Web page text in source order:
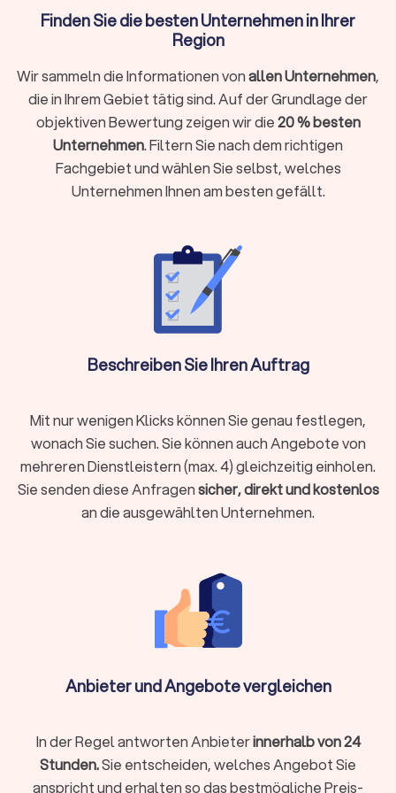
um ihre Finanzen berät. Solche Experten helfen Klienten,
fundierte Entscheidungen über ihre Geldanlagen,
treffen. Dies gelingt durch die Analyse der Finanzsituation
und durch die Entwicklung. Implementierung und
Überwachung eines maßgeschneiderten Finanzplans. Eine
gute Finanzberatung kann spezialisiert sein oder im Team von
Experten für unterschiedliche Bereiche als unabhängige
Berater für Sie tätig werden:
Versicherungen
Baufinanzierung, Hypotheken & Immobilien
Unternehmensberatung & Finanzierung
Der Finanzberater für Versicherungen weiß durch die
Schilderung Ihrer Lebens- und Finanzsituation die besten
Tierhalterhaftpflicht: Bei einem unabhängigen
Versicherungsberater in Brunsbüttel sind Sie in den besten
Baufinanzierung, Hypotheken & Immobilien
Experten für die Baufinanzierung
Hypotheken und Immobilien allgemein helfen Ihnen, das
Beste aus Ihrer Immobiliensituation herauszuholen.
Vermögensverwaltung, Finanzplanung & -
beratung
noch am Anfang der Finanzplanung steht, möchte Vermögen
aufbauen. Für Berater zu Vermögensverwaltung,
Finanzplanung und -beratung finden Sie bei uns wertvolle
Finden Sie die besten Unternehmen in Ihrer
Region
Wir sammeln die Informationen vonallen Unternehmen,
die in Ihrem Gebiet tätig sind. Auf der Grundlage der
objektiven Bewertung zeigen wir die20 % besten
Unternehmen. Filtern Sie nach dem richtigen
Fachgebiet und wählen Sie selbst, welches
Unternehmen Ihnen am besten gefällt.
Beschreiben Sie Ihren Auftrag
Mit nur wenigen Klicks können Sie genau festlegen,
wonach Sie suchen. Sie können auch Angebote von
mehreren Dienstleistern (max. 4) gleichzeitig einholen.
Sie senden diese Anfragensicher, direkt und kostenlos
an die ausgewählten Unternehmen.
Anbieter und Angebote vergleichen
In der Regel antworten Anbieterinnerhalb von 24
Stunden.Sie entscheiden, welches Angebot Sie
anspricht und erhalten so das bestmögliche Preis-